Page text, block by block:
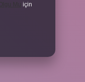
için